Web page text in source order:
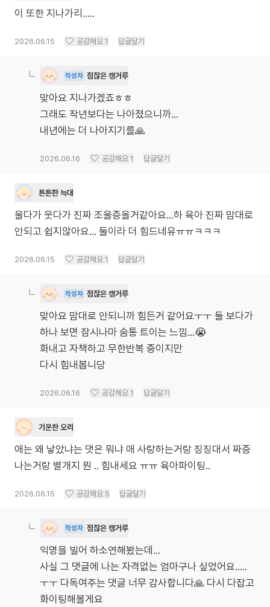
이 또한 지나가리.....
2026.06.15 공감해요 1 답글달기
작성자 점잖은 캥거루
맞아요 지나가겠죠ㅎㅎ
그래도 작년보다는 나아졌으니까...
내년에는 더 나아지기를🙏
2026.06.16 공감해요 1 답글달기
튼튼한 늑대
울다가 웃다가 진짜 조울증올거같아요…하 육아 진짜 맘대로
안되고 쉽지않아요… 둘이라 더 힘드네유ㅠㅠㅋㅋㅋ
2026.06.15 공감해요 1 답글달기
작성자 점잖은 캥거루
맞아요 맘대로 안되니까 힘든거 같어요ㅜㅜ 둘 보다가
하나 보면 잠시나마 숨통 트이는 느낌...😭
화내고 자책하고 무한반복 중이지만
다시 힘내봅니당
2026.06.16 공감해요 1 답글달기
기운찬 오리
애는 왜 낳았냐는 댓은 뭐냐 애 사랑하는거랑 징징대서 짜증
나는거랑 별개지 뭔 .. 힘내세요 ㅠㅠ 육아파이팅..
2026.06.15 공감해요 5 답글달기
작성자 점잖은 캥거루
익명을 빌어 하소연해봤는데...
사실 그 댓글에 나는 자격없는 엄마구나 싶었어요.....
ㅜㅜ 다독여주는 댓글 너무 감사합니다🙏 다시 다잡고
화이팅해볼게요